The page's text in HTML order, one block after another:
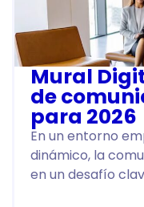
Mural
de
para 2026
En un entorno
dinámico, la
en un desafío